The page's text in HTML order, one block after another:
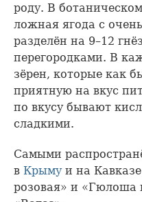
роду. В
ложная ягода с
разделён на 9–12
перегородками. В
зёрен, которые как
приятную на вкус
по вкусу бывают
сладкими.
Самыми
в Крымуи на
розовая» и «Гюлоша